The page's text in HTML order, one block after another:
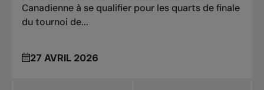
Canadienne à se qualifier pour les quarts de finale
du tournoi de...
27 AVRIL 2026